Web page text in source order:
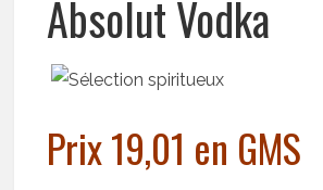
Absolut Vodka
Prix 19,01 en GMS